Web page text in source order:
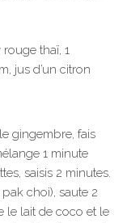
thaï, 1
jus d’un citron
gingembre, fais
1 minute
saisis 2 minutes.
choi), saute 2
le lait de coco et le